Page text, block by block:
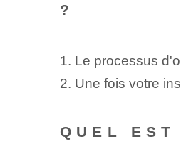
?
1.⁣ Le processus
2. Une fois votre
QUEL